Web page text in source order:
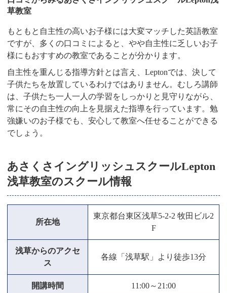
草教室
もともと自主性の高いお子様には大変マッチした英語教室
ですが、多くの口コミによると、やや自主性に乏しいお子
様にもおすすめの教室であることが分かります。
自主性を重んじる指導方針とは言え、Leptonでは、決して
子供たちを放置しているわけではありません。むしろ講師
は、子供たち一人一人の学習をしっかりと見守りながら、
常にその自主性の向上を見据えた指導を行っています。勉
強嫌いのお子様でも、安心して教室へ任せることができる
でしょう。
あさくさイングリッシュスクールLepton
浅草教室のスクール情報
所在地
東京都台東区浅草5-2-2 牧田ビル2
F
浅草からのアクセ
ス
各線「浅草駅」より徒歩13分
開講時間 11:00～21:00